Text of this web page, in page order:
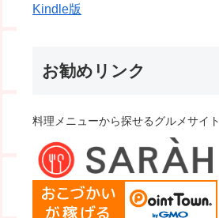
Kindle版
お勧めリンク
料理メニューから探せるグルメサイト